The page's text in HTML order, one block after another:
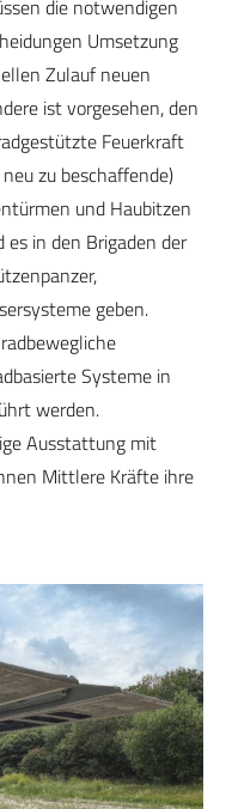
die notwendigen
Umsetzung
Zulauf neuen
ist vorgesehen, den
Feuerkraft
zu beschaffende)
und Haubitzen
in den Brigaden der
geben.
Systeme in
werden.
Ausstattung mit
Mittlere Kräfte ihre